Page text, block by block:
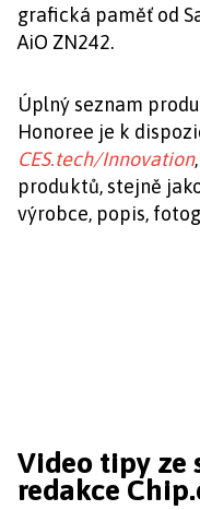
grafická paměť od
AiO ZN242.
Úplný seznam
Honoree je k
CES.tech/Innovation
produktů, stejně
výrobce, popis,
Video tipy ze
redakce